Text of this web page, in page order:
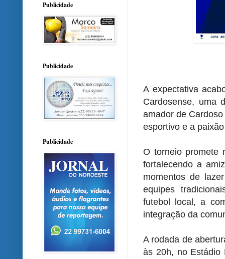
A expectativa
Cardosense, uma
amador de
esportivo e a
O torneio promete
fortalecendo a
momentos de
equipes
futebol local, a
integração da
A rodada de
às 20h, no Estádio
Publicidade
Publicidade
Publicidade